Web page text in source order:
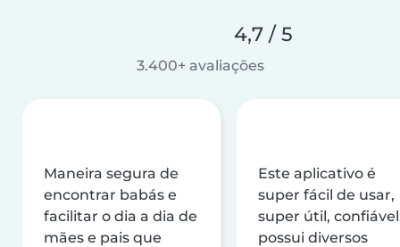
4,7 / 5
3.400+ avaliações
Maneira segura de
encontrar babás e
facilitar o dia a dia de
mães e pais que
Este aplicativo é
super fácil de usar,
super útil,
possui diversos